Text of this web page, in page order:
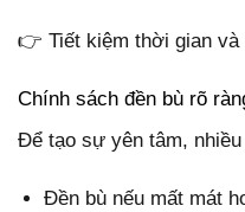
👉 Tiết kiệm thời gian
Chính sách đền bù rõ
Để tạo sự yên tâm,
Đền bù nếu mất mát